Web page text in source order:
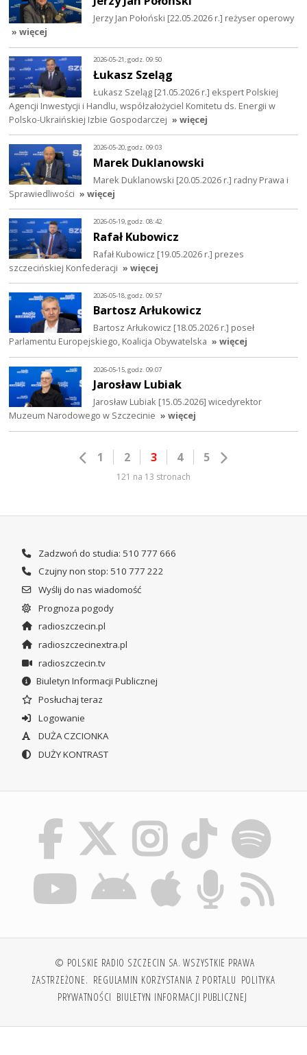
Jerzy Jan Połoński [22.05.2026 r.] reżyser operowy
» więcej
2026-05-21, godz. 09:50
Łukasz Szeląg
Łukasz Szeląg [21.05.2026 r.] ekspert Polskiej
Agencji Inwestycji i Handlu, współzałożyciel Komitetu ds. Energii w
Polsko-Ukraińskiej Izbie Gospodarczej » więcej
2026-05-20, godz. 09:03
Marek Duklanowski
Marek Duklanowski [20.05.2026 r.] radny Prawa i
Sprawiedliwości » więcej
2026-05-19, godz. 08:42
Rafał Kubowicz
Rafał Kubowicz [19.05.2026 r.] prezes
szczecińskiej Konfederacji » więcej
2026-05-18, godz. 09:57
Bartosz Arłukowicz
Bartosz Arłukowicz [18.05.2026 r.] poseł
Parlamentu Europejskiego, Koalicja Obywatelska » więcej
2026-05-15, godz. 09:07
Jarosław Lubiak
Jarosław Lubiak [15.05.2026] wicedyrektor
Muzeum Narodowego w Szczecinie » więcej
1 2 3 4 5
121 na 13 stronach
Zadzwoń do studia: 510 777 666
Czujny non stop: 510 777 222
Wyślij do nas wiadomość
Prognoza pogody
radioszczecin.pl
radioszczecinextra.pl
radioszczecin.tv
Biuletyn Informacji Publicznej
Posłuchaj teraz
Logowanie
DUŻA CZCIONKA
DUŻY KONTRAST
© POLSKIE RADIO SZCZECIN SA. WSZYSTKIE PRAWA
ZASTRZEŻONE. REGULAMIN KORZYSTANIA Z PORTALU POLITYKA
PRYWATNOŚCI BIULETYN INFORMACJI PUBLICZNEJ